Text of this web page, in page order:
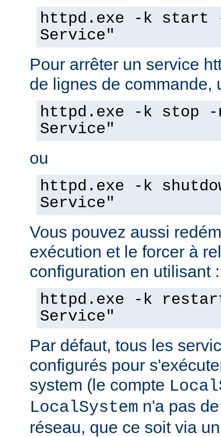
httpd.exe -k start -
Service"
Pour arrêter un service
de lignes de commande,
httpd.exe -k stop -
Service"
ou
httpd.exe -k
Service"
Vous pouvez aussi
exécution et le forcer à
configuration en utilisant :
httpd.exe -k
Service"
Par défaut, tous les
configurés pour
system (le compte
LocalSystem n'a pas
réseau, que ce soit via